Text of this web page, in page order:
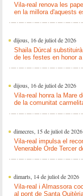
Vila-real renova les
en la millora d'aquests
dijous, 16 de juliol de 2026
Shaila Dúrcal
de les festes en honor
dijous, 16 de juliol de 2026
Vila-real honra la Mare
de la comunitat
dimecres, 15 de juliol de 2026
Vila-real impulsa el
Venerable Orde Tercer
dimarts, 14 de juliol de 2026
Vila-real i Almassora
al pont de Santa